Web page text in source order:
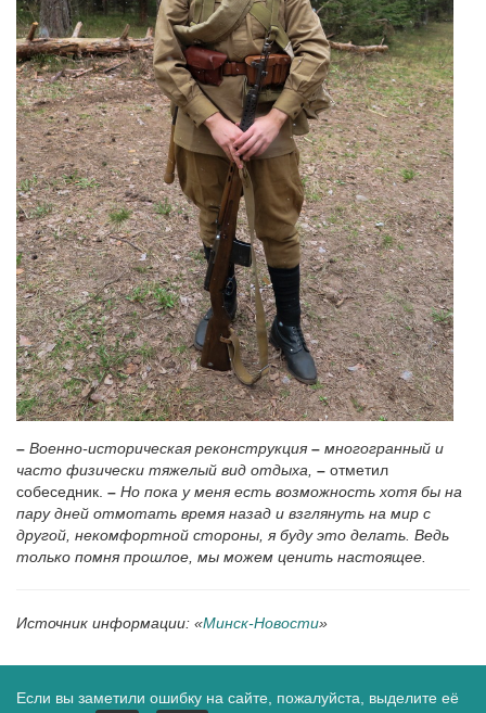
– Военно-историческая реконструкция – многогранный и
часто физически тяжелый вид отдыха, – отметил
собеседник. – Но пока у меня есть возможность хотя бы на
пару дней отмотать время назад и взглянуть на мир с
другой, некомфортной стороны, я буду это делать. Ведь
только помня прошлое, мы можем ценить настоящее.
Источник информации: «Минск-Новости»
Если вы заметили ошибку на сайте, пожалуйста, выделите её